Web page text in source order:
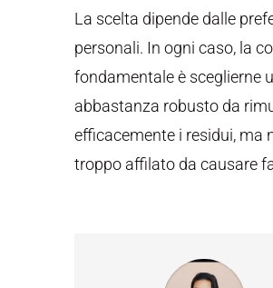
La scelta dipende dalle
personali. In ogni caso, la
fondamentale è sceglierne
abbastanza robusto da
efficacemente i residui, ma
troppo affilato da causare